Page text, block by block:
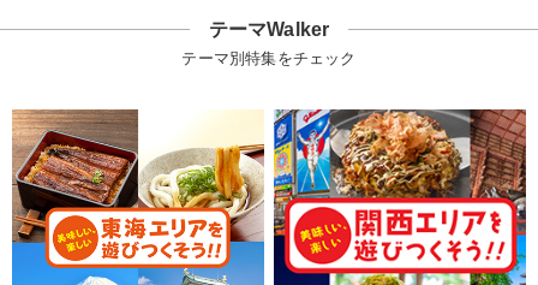
テーマWalker
テーマ別特集をチェック